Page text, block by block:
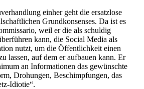
einher geht die ersatzlose
Grundkonsenses. Da ist es
weil er die als schuldig
kann, die Social Media als
nutzt, um die Öffentlichkeit einen
lassen, auf dem er aufbauen kann. Er
an Informationen das gewünschte
Drohungen, Beschimpfungen, das
Idiotie“.